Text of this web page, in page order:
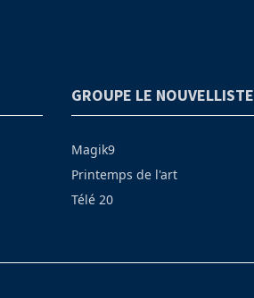
GROUPE LE NOUVELLISTE
Magik9
Printemps de l'art
Télé 20